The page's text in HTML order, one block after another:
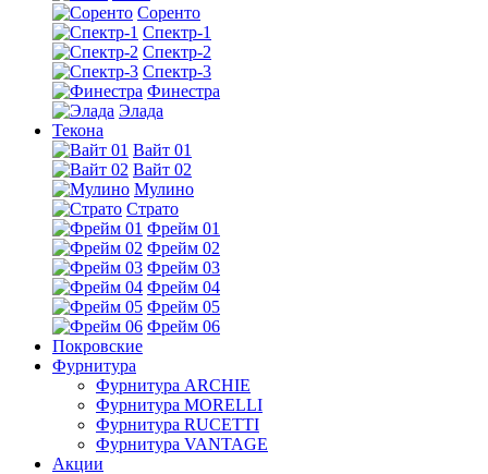
Соренто
Спектр-1
Спектр-2
Спектр-3
Финестра
Элада
Текона
Вайт 01
Вайт 02
Мулино
Страто
Фрейм 01
Фрейм 02
Фрейм 03
Фрейм 04
Фрейм 05
Фрейм 06
Покровские
Фурнитура
Фурнитура ARCHIE
Фурнитура MORELLI
Фурнитура RUCETTI
Фурнитура VANTAGE
Акции